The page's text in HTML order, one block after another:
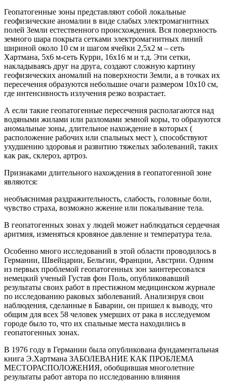
Геопатогенные зоны представляют собой локальные
геофизические аномалии в виде слабых электромагнитных
полей Земли естественного происхождения. Вся поверхность
земного шара покрыта сетками электромагнитных линий
шириной около 10 см и шагом ячейки 2,5х2 м – сеть
Хартмана, 5х6 м-сеть Курри, 16х16 м и т.д. Эти сетки,
накладываясь друг на друга, создают сложную картину
геофизических аномалий на поверхности Земли, а в точках их
пересечения образуются небольшие очаги размером 10х10 см,
где интенсивность излучения резко возрастает.
А если такие геопатогенные пересечения располагаются над
водяными жилами или разломами земной коры, то образуются
аномальные зоны, длительное нахождение в которых (
расположение рабочих или спальных мест ), способствуют
ухудшению здоровья и развитию тяжелых заболеваний, таких
как рак, склероз, артроз.
Признаками длительного нахождения в геопатогенной зоне
являются:
необъяснимая раздражительность, слабость, головные боли,
чувство cтраха, возможно жжение или покалывание тела.
В геопатогенных зонах у людей может наблюдаться сердечная
аритмия, изменяться кровяное давление и температура тела.
Особенно много исследований в этой области проводилось в
Германии, Швейцарии, Бельгии, Франции, Австрии. Одним
из первых проблемой геопатогенных зон заинтересовался
немецкий ученый Густав фон Поль, опубликовавший
результаты своих работ в престижном медицинском журнале
по исследованию раковых заболеваний. Анализируя свои
наблюдения, сделанные в Баварии, он пришел к выводу, что
общим для всех 58 человек умерших от рака в исследуемом
городе было то, что их спальные места находились в
геопатогенных зонах.
В 1976 году в Германии была опубликована фундаментальная
книга Э.Хартмана ЗАБОЛЕВАНИЕ КАК ПРОБЛЕМА
МЕСТОРАСПОЛОЖЕНИЯ, обобщившая многолетние
результаты работ автора по исследованию влияния